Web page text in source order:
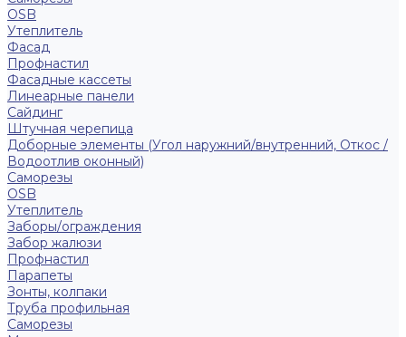
ОSB
Утеплитель
Фасад
Профнастил
Фасадные кассеты
Линеарные панели
Сайдинг
Штучная черепица
Доборные элементы (Угол наружний/внутренний, Откос /
Водоотлив оконный)
Саморезы
OSB
Утеплитель
Заборы/ограждения
Забор жалюзи
Профнастил
Парапеты
Зонты, колпаки
Труба профильная
Саморезы